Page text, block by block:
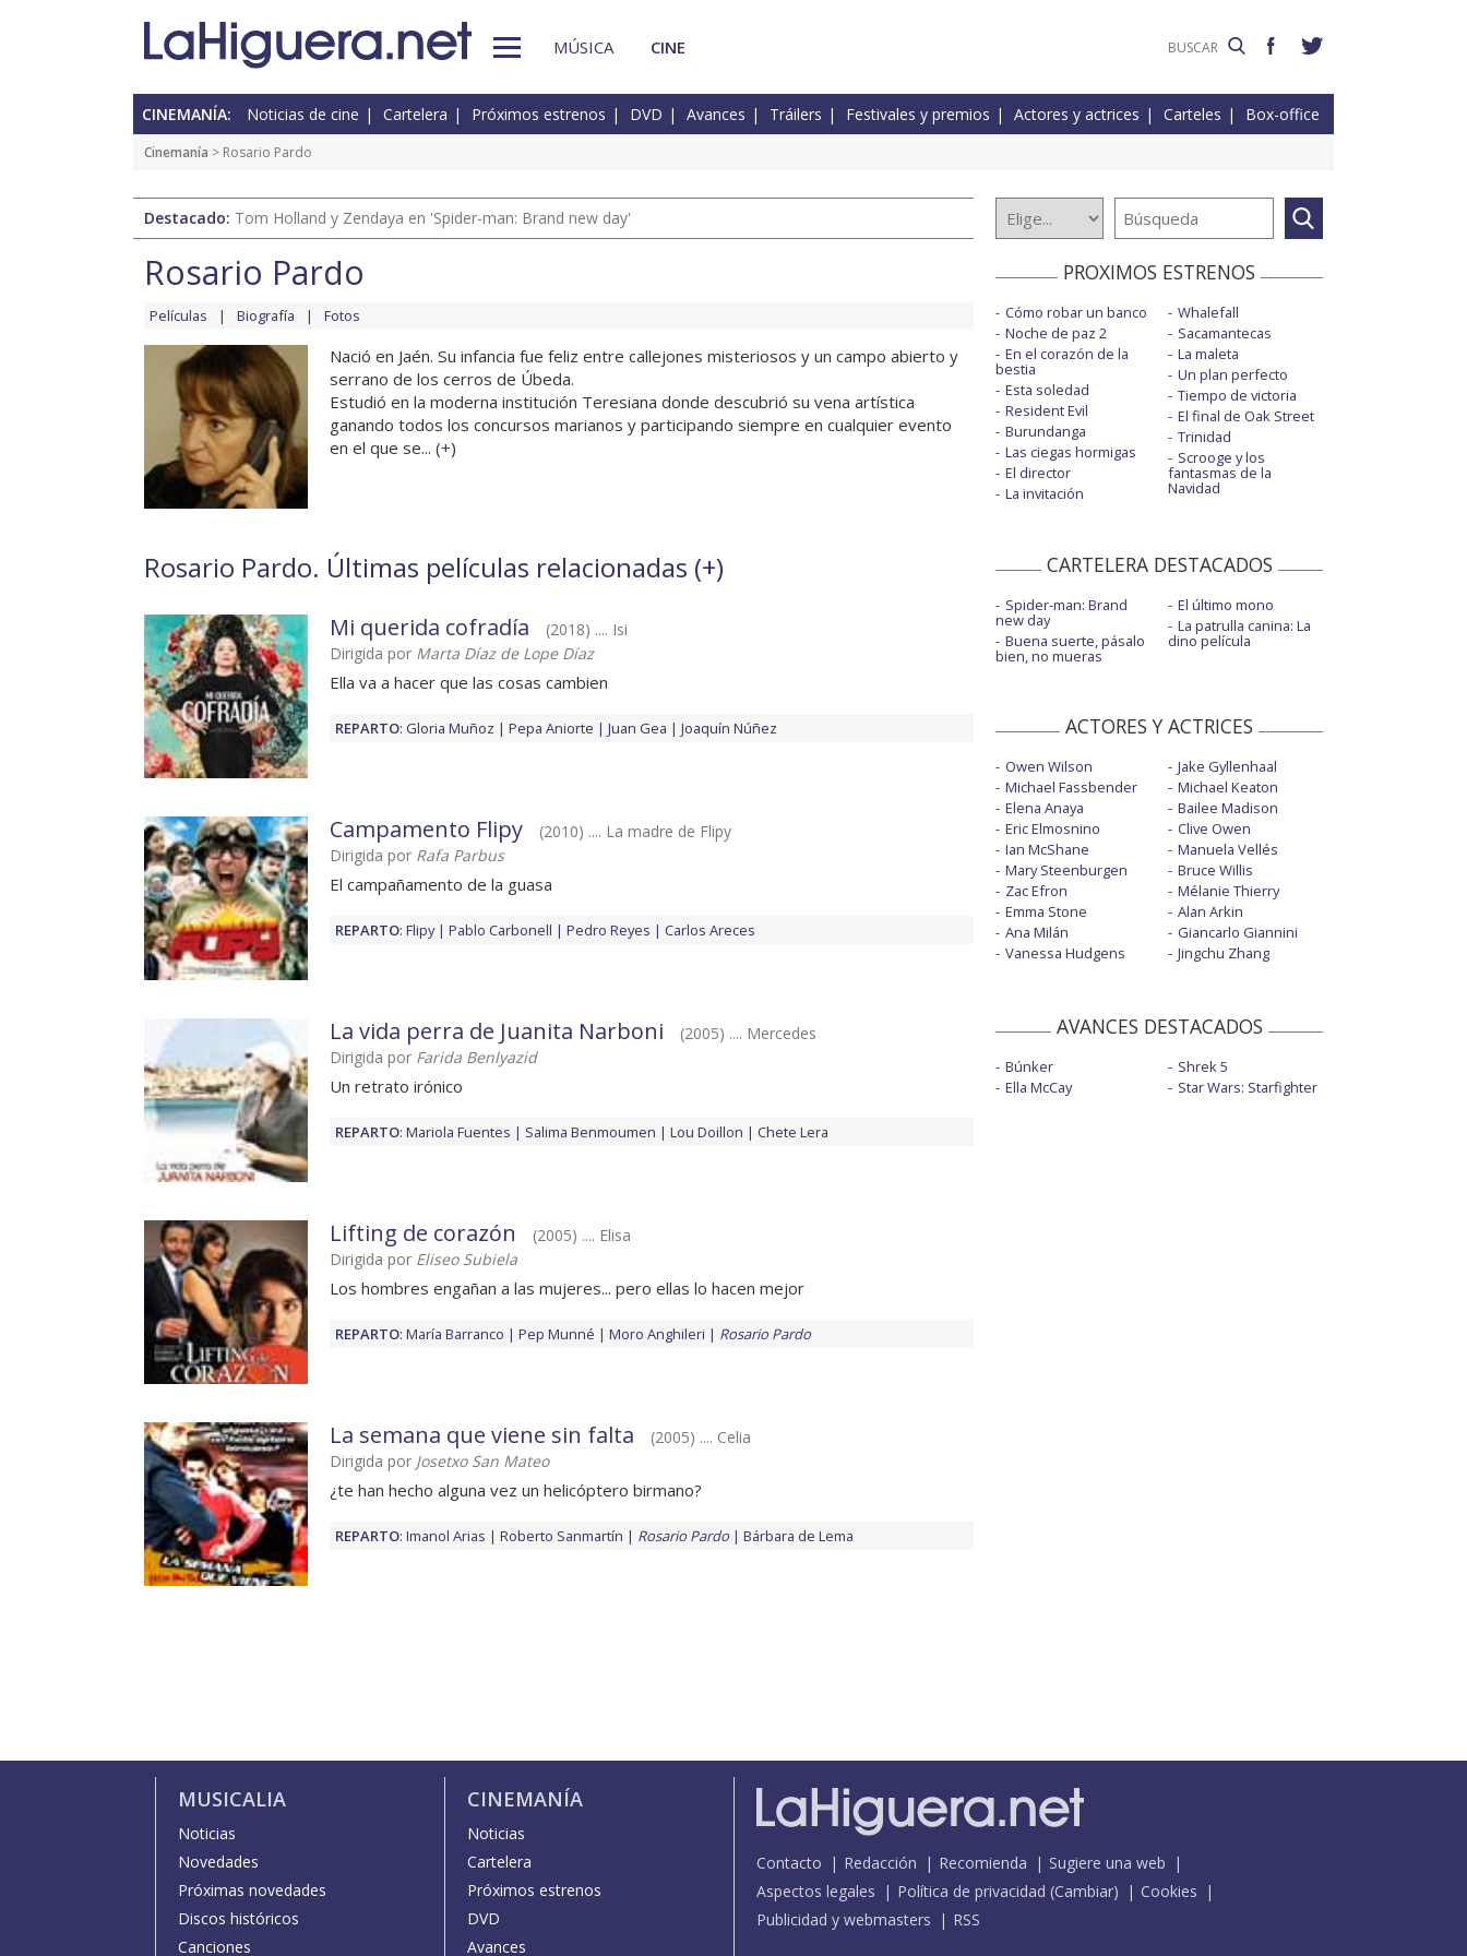
MÚSICA CINE
CINEMANÍA: Noticias de cine Cartelera Próximos estrenos DVD Avances Tráilers Festivales y premios Actores y actrices Carteles Box-office
Cinemanía > Rosario Pardo
Destacado: Tom Holland y Zendaya en 'Spider-man: Brand new day'
Rosario Pardo
Películas Biografía Fotos
Nació en Jaén. Su infancia fue feliz entre callejones misteriosos y un campo abierto y
serrano de los cerros de Úbeda.
Estudió en la moderna institución Teresiana donde descubrió su vena artística
ganando todos los concursos marianos y participando siempre en cualquier evento
en el que se... (+)
Rosario Pardo. Últimas películas relacionadas (+)
Mi querida cofradía
(2018) .... Isi
Dirigida por Marta Díaz de Lope Díaz
Ella va a hacer que las cosas cambien
REPARTO: Gloria Muñoz Pepa Aniorte Juan Gea Joaquín Núñez
Campamento Flipy
(2010) .... La madre de Flipy
Dirigida por Rafa Parbus
El campañamento de la guasa
REPARTO: Flipy Pablo Carbonell Pedro Reyes Carlos Areces
La vida perra de Juanita Narboni
(2005) .... Mercedes
Dirigida por Farida Benlyazid
Un retrato irónico
REPARTO: Mariola Fuentes Salima Benmoumen Lou Doillon Chete Lera
Lifting de corazón
(2005) .... Elisa
Dirigida por Eliseo Subiela
Los hombres engañan a las mujeres... pero ellas lo hacen mejor
REPARTO: María Barranco Pep Munné Moro Anghileri Rosario Pardo
La semana que viene sin falta
(2005) .... Celia
Dirigida por Josetxo San Mateo
¿te han hecho alguna vez un helicóptero birmano?
REPARTO: Imanol Arias Roberto Sanmartín Rosario Pardo Bárbara de Lema
PROXIMOS ESTRENOS
Cómo robar un banco
Noche de paz 2
En el corazón de la
bestia
Esta soledad
Resident Evil
Burundanga
Las ciegas hormigas
El director
La invitación
Whalefall
Sacamantecas
La maleta
Un plan perfecto
Tiempo de victoria
El final de Oak Street
Trinidad
Scrooge y los
fantasmas de la
Navidad
CARTELERA DESTACADOS
Spider-man: Brand
new day
Buena suerte, pásalo
bien, no mueras
El último mono
La patrulla canina: La
dino película
ACTORES Y ACTRICES
Owen Wilson
Michael Fassbender
Elena Anaya
Eric Elmosnino
Ian McShane
Mary Steenburgen
Zac Efron
Emma Stone
Ana Milán
Vanessa Hudgens
Jake Gyllenhaal
Michael Keaton
Bailee Madison
Clive Owen
Manuela Vellés
Bruce Willis
Mélanie Thierry
Alan Arkin
Giancarlo Giannini
Jingchu Zhang
AVANCES DESTACADOS
Búnker
Ella McCay
Shrek 5
Star Wars: Starfighter
MUSICALIA
Noticias
Novedades
Próximas novedades
Discos históricos
Canciones
CINEMANÍA
Noticias
Cartelera
Próximos estrenos
DVD
Avances
Contacto Redacción Recomienda
Sugiere una web
Aspectos legales
Política de privacidad (Cambiar)
Cookies
Publicidad y webmasters
RSS